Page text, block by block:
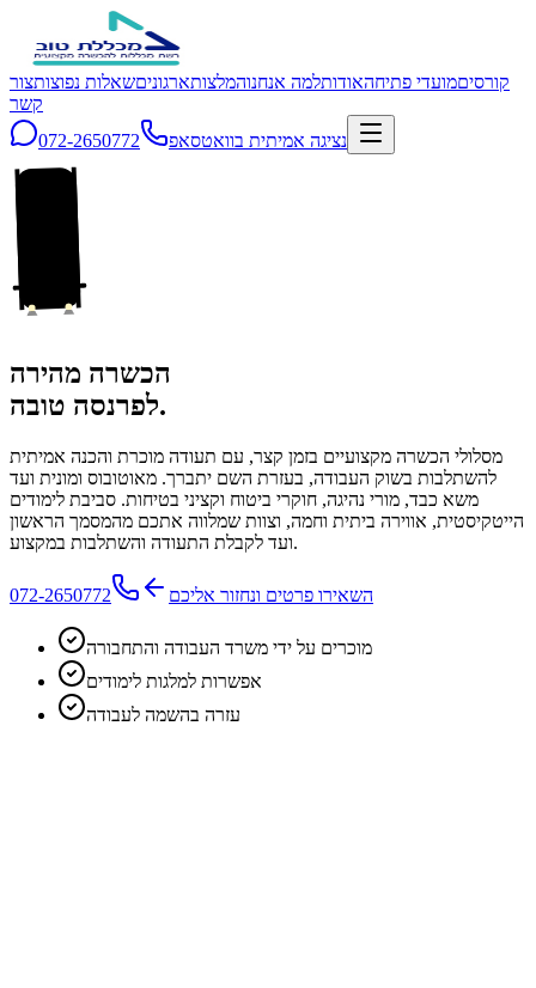
קורסיםמועדי פתיחהאודותלמה אנחנוהמלצותארגוניםשאלות נפוצותצור
קשר
נציגה אמיתית בוואטסאפ
072-2650772
הכשרה מהירה
לפרנסה טובה.
מסלולי הכשרה מקצועיים בזמן קצר, עם תעודה מוכרת והכנה אמיתית
להשתלבות בשוק העבודה, בעזרת השם יתברך. מאוטובוס ומונית ועד
משא כבד, מורי נהיגה, חוקרי ביטוח וקציני בטיחות. סביבת לימודים
הייטקיסטית, אווירה ביתית וחמה, וצוות שמלווה אתכם מהמסמך הראשון
ועד לקבלת התעודה והשתלבות במקצוע.
השאירו פרטים ונחזור אליכם 072-2650772
מוכרים על ידי משרד העבודה והתחבורה
אפשרות למלגות לימודים
עזרה בהשמה לעבודה